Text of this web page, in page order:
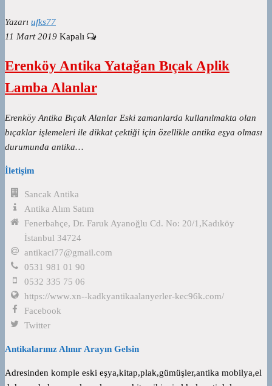
Yazarı ufks77
11 Mart 2019 Kapalı
Erenköy Antika Yatağan Bıçak Aplik
Lamba Alanlar
Erenköy Antika Bıçak Alanlar Eski zamanlarda kullanılmakta olan
bıçaklar işlemeleri ile dikkat çektiği için özellikle antika eşya olması
durumunda antika…
İletişim
Sancak Antika
Antika Alım Satım
Fenerbahçe, Dr. Faruk Ayanoğlu Cd. No: 20/1,Kadıköy
İstanbul 34724
antikaci77@gmail.com
0531 981 01 90
0532 335 75 06
https://www.xn--kadkyantikaalanyerler-kec96k.com/
Facebook
Twitter
Antikalarınız Alınır Arayın Gelsin
Adresinden komple eski eşya,kitap,plak,gümüşler,antika mobilya,el